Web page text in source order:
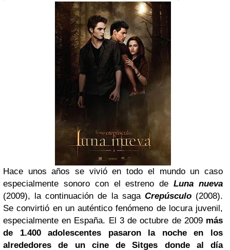
Hace unos años se vivió en todo el mundo un caso
especialmente sonoro con el estreno deLuna nueva
(2009), la continuación de la saga Crepúsculo(2008).
Se convirtió en un auténtico fenómeno de locura juvenil,
especialmente en España. El 3 de octubre de 2009 más
de 1.400 adolescentes pasaron la noche en los
alrededores de un cine deSitges donde al día